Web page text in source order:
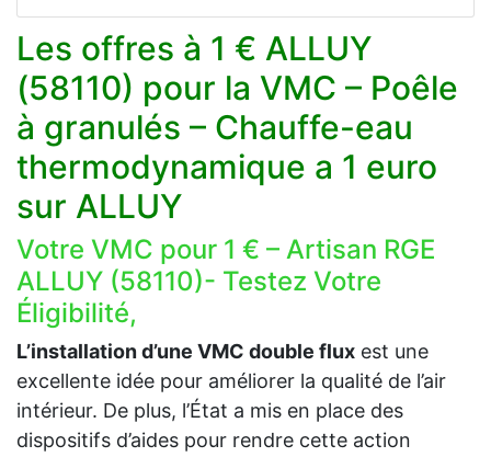
Les offres à 1 € ALLUY
(58110) pour la VMC – Poêle
à granulés – Chauffe-eau
thermodynamique a 1 euro
sur ALLUY
Votre VMC pour 1 € – Artisan RGE
ALLUY (58110)- Testez Votre
Éligibilité,
L’installation d’une VMC double flux est une
excellente idée pour améliorer la qualité de l’air
intérieur. De plus, l’État a mis en place des
dispositifs d’aides pour rendre cette action